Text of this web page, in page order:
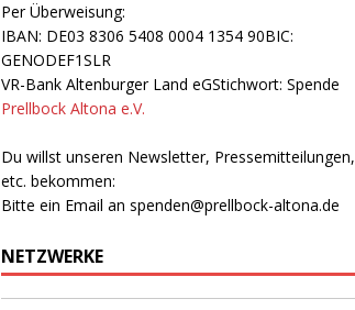
Per Überweisung:
IBAN: DE03 8306 5408 0004 1354 90BIC:
GENODEF1SLR
VR-Bank Altenburger Land eGStichwort: Spende
Prellbock Altona e.V.
Du willst unseren Newsletter, Pressemitteilungen,
etc. bekommen:
Bitte ein Email an spenden@prellbock-altona.de
NETZWERKE